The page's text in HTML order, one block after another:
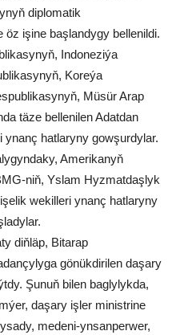
diplomatik
işine başlandygy bellenildi.
Indoneziýa
Koreýa
Müsür Arap
täze bellenilen Adatdan
hatlaryny gowşurdylar.
Amerikanyň
niň, Yslam Hyzmatdaşlyk
wekilleri ynanç hatlaryny
diňläp, Bitarap
gönükdirilen daşary
Şunuň bilen baglylykda,
daşary işler ministrine
medeni-ynsanperwer,